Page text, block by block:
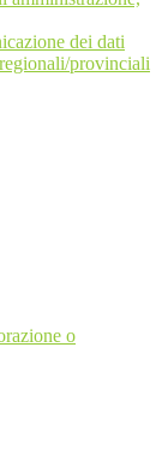
dei dati
provinciali
o